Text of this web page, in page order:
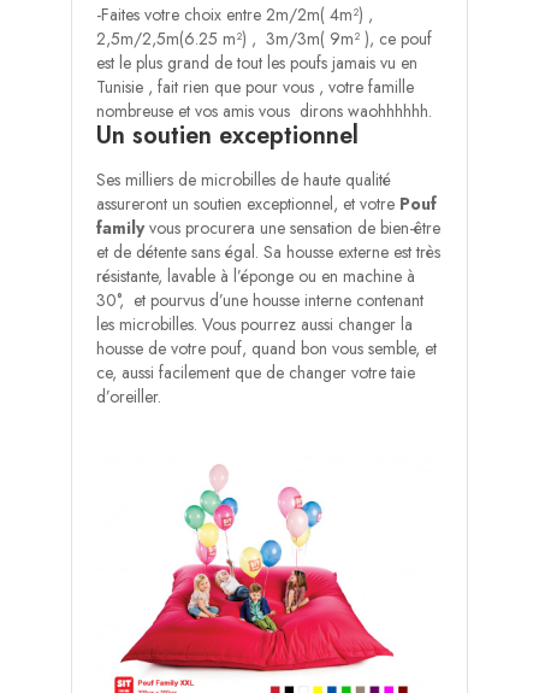
-Faites votre choix entre 2m/2m( 4m²) ,
2,5m/2,5m(6.25 m²) , 3m/3m( 9m² ), ce pouf
est le plus grand de tout les poufs jamais vu en
Tunisie , fait rien que pour vous , votre famille
nombreuse et vos amis vous dirons waohhhhhh.
Un soutien exceptionnel
Ses milliers de microbilles de haute qualité
assureront un soutien exceptionnel, et votre Pouf
familyvous procurera une sensation de bien-être
et de détente sans égal. Sa housse externe est très
résistante, lavable à l’éponge ou en machine à
30°, et pourvus d’une housse interne contenant
les microbilles. Vous pourrez aussi changer la
housse de votre pouf, quand bon vous semble, et
ce, aussi facilement que de changer votre taie
d’oreiller.